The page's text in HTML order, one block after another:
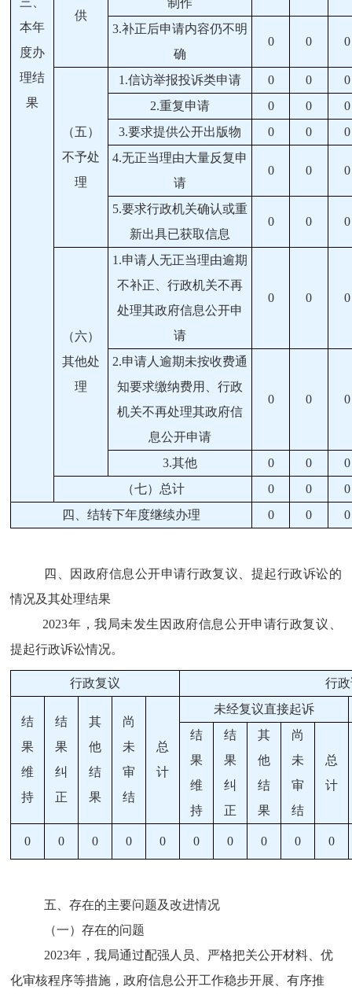
本年
度办
理结
果
供
3.补正后申请内容仍不明
确
0 0 0
（五）
不予处
理
1.信访举报投诉类申请 0 0
0
2.重复申请 0 0
0
3.要求提供公开出版物 0 0
0
4.无正当理由大量反复申
请
0 0 0
5.要求行政机关确认或重
新出具已获取信息
0 0 0
（六）
其他处
理
1.申请人无正当理由逾期
不补正、行政机关不再
处理其政府信息公开申
请
0 0 0
2.申请人逾期未按收费通
知要求缴纳费用、行政
机关不再处理其政府信
息公开申请
0 0 0
3.其他 0 0
0
（七）总计
0 0
0
四、结转下年度继续办理
0 0 0
四、因 政府信息公开申请行政复议、提起行政诉讼的
情况及其处理结果
2023年，我局未发生因 政府信息公开申请行政复议、
提起行政诉讼情况。
行政复议 行
结
果
维
持
结
果
纠
正
其
他
结
果
尚
未
审
结
总
计
未经复议直接起诉
结
果
维
持
结
果
纠
正
其
他
结
果
尚
未
审
结
总
计
0 0 0 0 0 0 0 0 0 0
五、存在的主要问题及改进情况
（一）存在的问题
2023年，我局通过配强人员、严格把关公开材料、优
化审核程序等措施 ，政府信息公开工作稳步开展、有序推